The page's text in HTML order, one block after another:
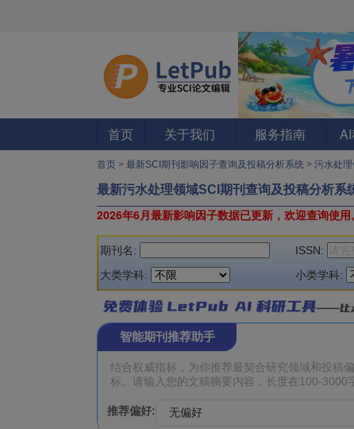
首页 关于我们 服务指南
首页 > 最新SCI期刊影响因子查询及投稿分析系统 > 污水处理
最新污水处理领域SCI期刊查询及投稿分析系
2026年6月最新影响因子数据已更新，欢迎查询使用。
期刊名: ISSN:
大类学科:
小类学科:
智能期刊推荐助手
推荐偏好: